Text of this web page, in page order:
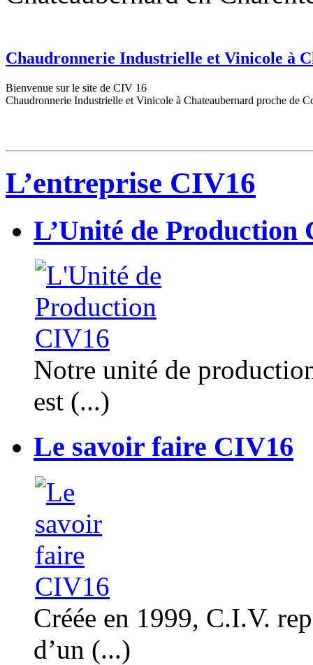
Chaudronnerie Industrielle et Vinicole à
Bienvenue sur le site de CIV 16
Chaudronnerie Industrielle et Vinicole à Chateaubernard proche de
L’entreprise CIV16
L’Unité de Production
Notre unité de
est (...)
Le savoir faire CIV16
Créée en 1999, C.I.V.
d’un (...)